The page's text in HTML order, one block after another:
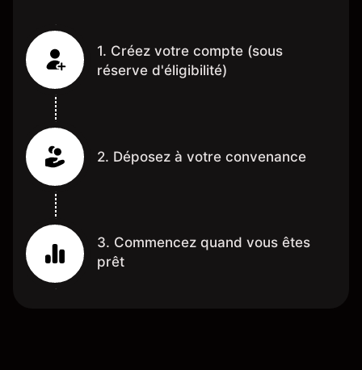
1. Créez votre compte (sous
réserve d'éligibilité)
2. Déposez à votre convenance
3. Commencez quand vous êtes
prêt